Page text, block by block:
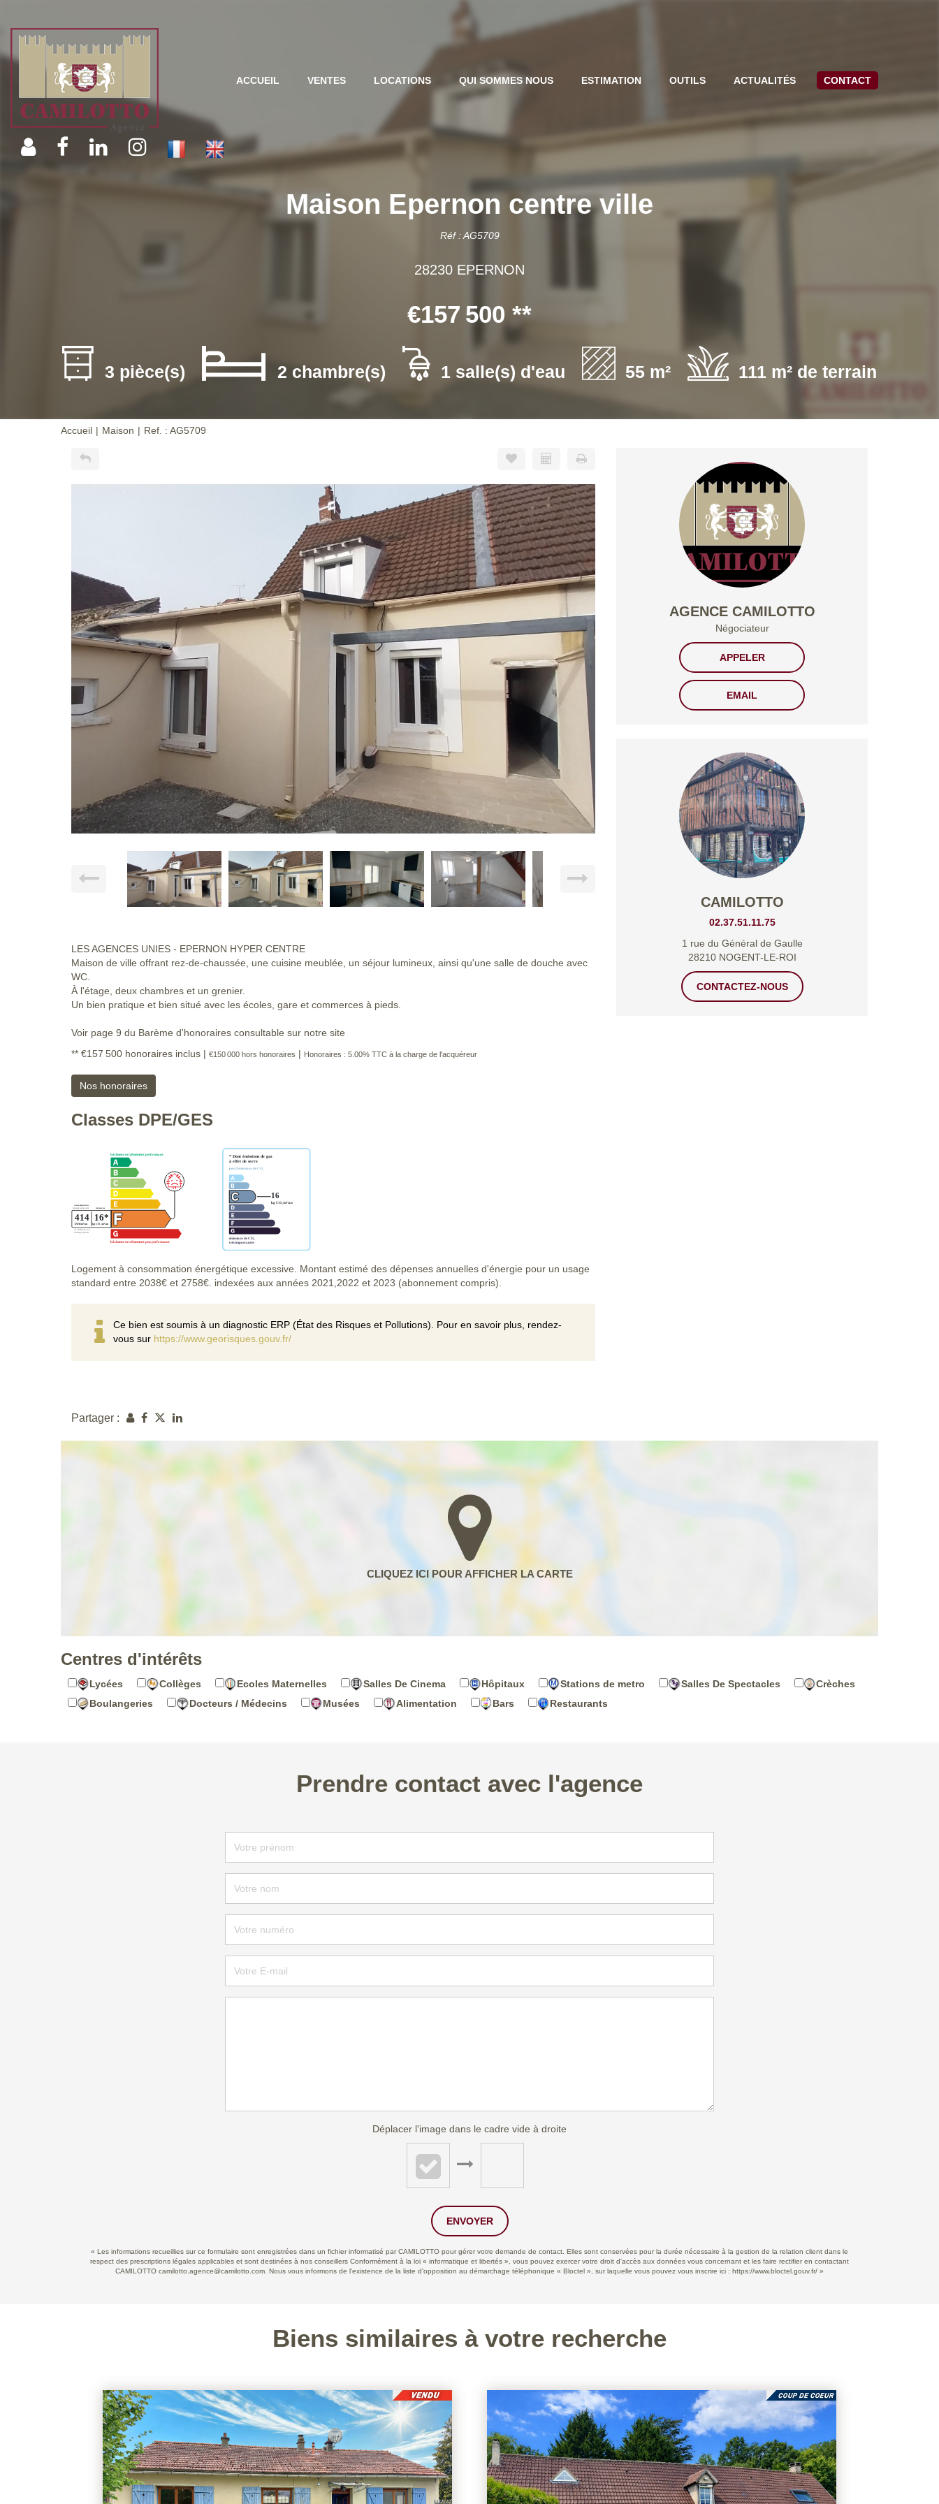
ACCUEIL VENTES LOCATIONS QUI SOMMES NOUS ESTIMATION OUTILS ACTUALITÉS CONTACT
Maison Epernon centre ville
Réf : AG5709
28230 EPERNON
€157 500 **
3 pièce(s) 2 chambre(s) 1 salle(s) d'eau 55 m² 111 m² de terrain
Accueil Maison Ref. : AG5709
LES AGENCES UNIES - EPERNON HYPER CENTRE
Maison de ville offrant rez-de-chaussée, une cuisine meublée, un séjour lumineux, ainsi qu'une salle de douche avec
WC.
À l'étage, deux chambres et un grenier.
Un bien pratique et bien situé avec les écoles, gare et commerces à pieds.
Voir page 9 du Barème d'honoraires consultable sur notre site
** €157 500 honoraires inclus | €150 000 hors honoraires | Honoraires : 5.00% TTC à la charge de l'acquéreur
Nos honoraires
Classes DPE/GES
Logement à consommation énergétique excessive. Montant estimé des dépenses annuelles d'énergie pour un usage
standard entre 2038€ et 2758€. indexées aux années 2021,2022 et 2023 (abonnement compris).
Ce bien est soumis à un diagnostic ERP (État des Risques et Pollutions). Pour en savoir plus, rendez-
vous sur https://www.georisques.gouv.fr/
Partager :
AGENCE CAMILOTTO
Négociateur
APPELER
EMAIL
CAMILOTTO
02.37.51.11.75
1 rue du Général de Gaulle
28210 NOGENT-LE-ROI
CONTACTEZ-NOUS
Centres d'intérêts
Lycées Collèges Ecoles Maternelles Salles De Cinema Hôpitaux Stations de metro Salles De Spectacles
Crèches
Boulangeries
Docteurs / Médecins Musées Alimentation Bars Restaurants
Prendre contact avec l'agence
Déplacer l'image dans le cadre vide à droite
ENVOYER
« Les informations recueillies sur ce formulaire sont enregistrées dans un fichier informatisé par CAMILOTTO pour gérer votre demande de contact. Elles sont conservées pour la durée nécessaire à la gestion de la relation client dans le
respect des prescriptions légales applicables et sont destinées à nos conseillers Conformément à la loi « informatique et libertés », vous pouvez exercer votre droit d'accès aux données vous concernant et les faire rectifier en contactant
CAMILOTTO camilotto.agence@camilotto.com. Nous vous informons de l'existence de la liste d'opposition au démarchage téléphonique « Bloctel », sur laquelle vous pouvez vous inscrire ici : https://www.bloctel.gouv.fr/ »
Biens similaires à votre recherche